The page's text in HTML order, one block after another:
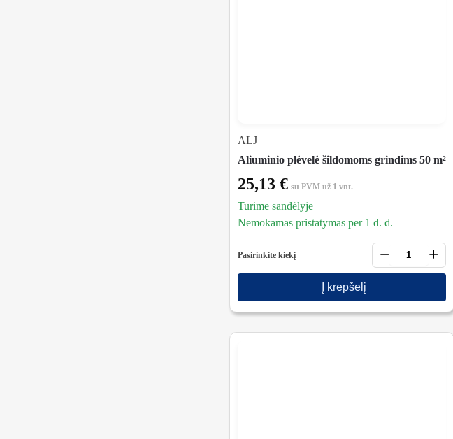
ALJ
Aliuminio plėvelė šildomoms grindims 50 m²
25,13 € su PVMuž 1 vnt.
Turime sandėlyje
Nemokamas pristatymas per 1 d. d.
Pasirinkite kiekį − +
Į krepšelį